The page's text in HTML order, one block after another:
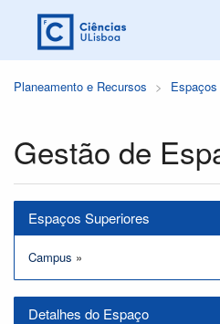
Planeamento e Recursos Espaços
Gestão de
Espaços Superiores
Campus »
Detalhes do Espaço